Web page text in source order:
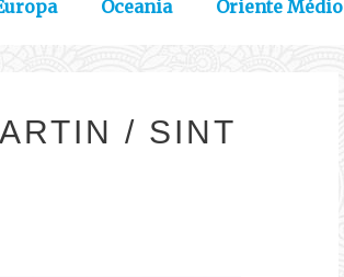
Oceania Oriente Médio
/ SINT